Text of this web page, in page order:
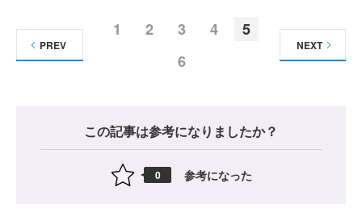
1 2 3 4
5
6
PREV NEXT
この記事は参考になりましたか？
0 参考になった